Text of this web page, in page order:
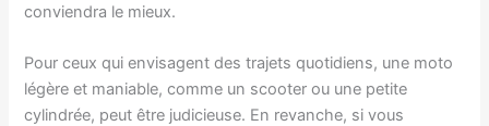
conviendra le mieux.
Pour ceux qui envisagent des trajets quotidiens, une moto
légère et maniable, comme un scooter ou une petite
cylindrée, peut être judicieuse. En revanche, si vous